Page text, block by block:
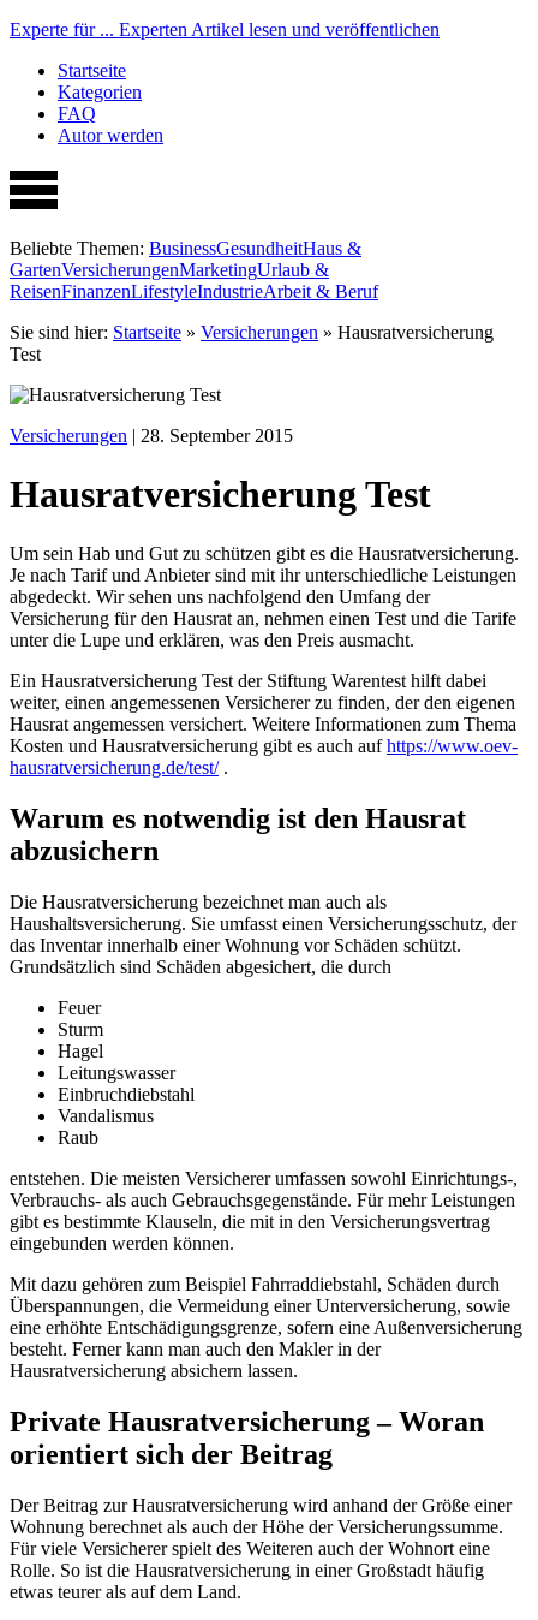
Experte für ... Experten Artikel lesen und veröffentlichen
Startseite
Kategorien
FAQ
Autor werden
Beliebte Themen: BusinessGesundheitHaus &
GartenVersicherungenMarketingUrlaub &
ReisenFinanzenLifestyleIndustrieArbeit & Beruf
Sie sind hier: Startseite » Versicherungen » Hausratversicherung
Test
Versicherungen | 28. September 2015
Hausratversicherung Test
Um sein Hab und Gut zu schützen gibt es die Hausratversicherung.
Je nach Tarif und Anbieter sind mit ihr unterschiedliche Leistungen
abgedeckt. Wir sehen uns nachfolgend den Umfang der
Versicherung für den Hausrat an, nehmen einen Test und die Tarife
unter die Lupe und erklären, was den Preis ausmacht.
Ein Hausratversicherung Test der Stiftung Warentest hilft dabei
weiter, einen angemessenen Versicherer zu finden, der den eigenen
Hausrat angemessen versichert. Weitere Informationen zum Thema
Kosten und Hausratversicherung gibt es auch aufhttps://www.oev-
hausratversicherung.de/test/.
Warum es notwendig ist den Hausrat
abzusichern
Die Hausratversicherung bezeichnet man auch als
Haushaltsversicherung. Sie umfasst einen Versicherungsschutz, der
das Inventar innerhalb einer Wohnung vor Schäden schützt.
Grundsätzlich sind Schäden abgesichert, die durch
Feuer
Sturm
Hagel
Leitungswasser
Einbruchdiebstahl
Vandalismus
Raub
entstehen. Die meisten Versicherer umfassen sowohl Einrichtungs-,
Verbrauchs- als auch Gebrauchsgegenstände. Für mehr Leistungen
gibt es bestimmte Klauseln, die mit in den Versicherungsvertrag
eingebunden werden können.
Mit dazu gehören zum Beispiel Fahrraddiebstahl, Schäden durch
Überspannungen, die Vermeidung einer Unterversicherung, sowie
eine erhöhte Entschädigungsgrenze, sofern eine Außenversicherung
besteht. Ferner kann man auch den Makler in der
Hausratversicherung absichern lassen.
Private Hausratversicherung – Woran
orientiert sich der Beitrag
Der Beitrag zur Hausratversicherung wird anhand der Größe einer
Wohnung berechnet als auch der Höhe der Versicherungssumme.
Für viele Versicherer spielt des Weiteren auch der Wohnort eine
Rolle. So ist die Hausratversicherung in einer Großstadt häufig
etwas teurer als auf dem Land.